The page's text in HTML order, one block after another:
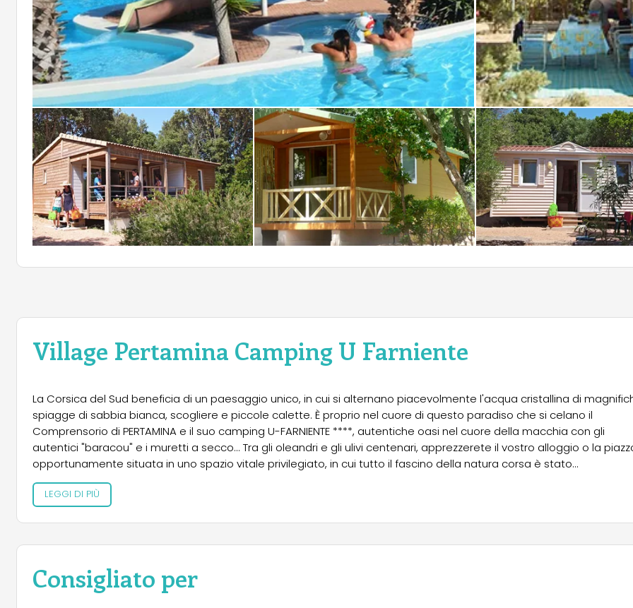
Village Pertamina Camping U Farniente
La Corsica del Sud beneficia di un paesaggio unico, in cui si alternano piacevolmente l'acqua cristallina di
spiagge di sabbia bianca, scogliere e piccole calette. È proprio nel cuore di questo paradiso che si celano il
Comprensorio di PERTAMINA e il suo camping U-FARNIENTE ****, autentiche oasi nel cuore della macchia con gli
autentici "baracou" e i muretti a secco... Tra gli oleandri e gli ulivi centenari, apprezzerete il vostro alloggio o la
opportunamente situata in uno spazio vitale privilegiato, in cui tutto il fascino della natura corsa è stato
accuratamente preservato.
LEGGI DI PIÙ
Consigliato per